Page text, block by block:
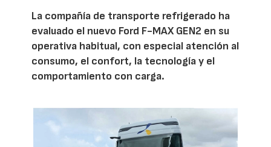
La compañía de transporte refrigerado ha
evaluado el nuevo Ford F-MAX GEN2 en su
operativa habitual, con especial atención al
consumo, el confort, la tecnología y el
comportamiento con carga.